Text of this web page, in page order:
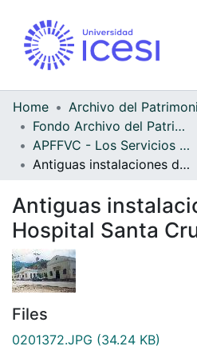
Home
Fondo Archivo del Patrimonio Fotográfico y Fílmico del Valle del Cauca
APFFVC - Los Servicios Públicos - Patrimonial
Antiguas instalaciones del Hospital Santa Cruz
Antiguas
Hospital Santa
Files
0201372.JPG (34.24 KB)